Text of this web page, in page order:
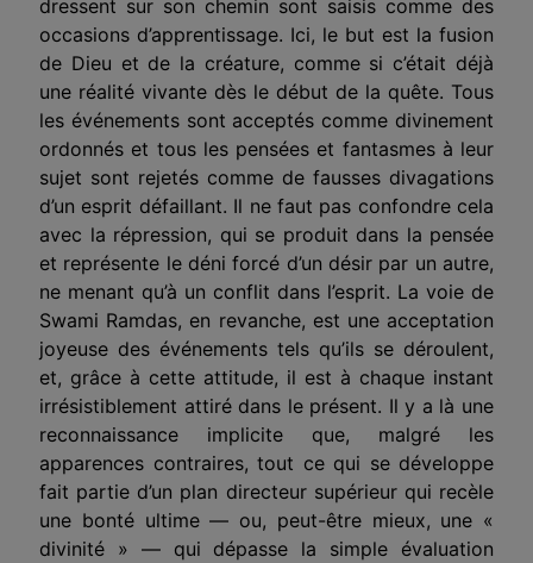
dressent sur son chemin sont saisis comme des
occasions d’apprentissage. Ici, le but est la fusion
de Dieu et de la créature, comme si c’était déjà
une réalité vivante dès le début de la quête. Tous
les événements sont acceptés comme divinement
ordonnés et tous les pensées et fantasmes à leur
sujet sont rejetés comme de fausses divagations
d’un esprit défaillant. Il ne faut pas confondre cela
avec la répression, qui se produit dans la pensée
et représente le déni forcé d’un désir par un autre,
ne menant qu’à un conflit dans l’esprit. La voie de
Swami Ramdas, en revanche, est une acceptation
joyeuse des événements tels qu’ils se déroulent,
et, grâce à cette attitude, il est à chaque instant
irrésistiblement attiré dans le présent. Il y a là une
reconnaissance implicite que, malgré les
apparences contraires, tout ce qui se développe
fait partie d’un plan directeur supérieur qui recèle
une bonté ultime — ou, peut-être mieux, une «
divinité » — qui dépasse la simple évaluation